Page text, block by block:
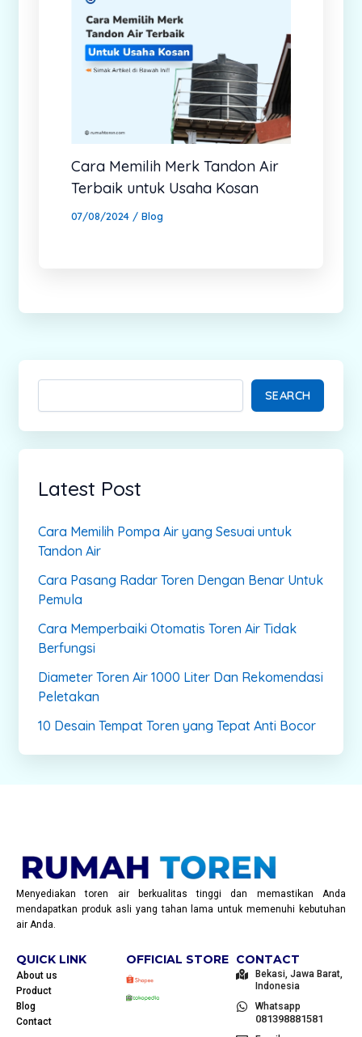
Cara Memilih Merk Tandon Air
Terbaik untuk Usaha Kosan
07/08/2024 / Blog
SEARCH
Latest Post
Cara Memilih Pompa Air yang Sesuai untuk
Tandon Air
Cara Pasang Radar Toren Dengan Benar Untuk
Pemula
Cara Memperbaiki Otomatis Toren Air Tidak
Berfungsi
Diameter Toren Air 1000 Liter Dan Rekomendasi
Peletakan
10 Desain Tempat Toren yang Tepat Anti Bocor
Menyediakan toren air berkualitas tinggi dan memastikan Anda
mendapatkan produk asli yang tahan lama untuk memenuhi kebutuhan
air Anda.
QUICK LINK
About us
Product
Blog
Contact
OFFICIAL STORE CONTACT
Bekasi, Jawa Barat,
Indonesia
Whatsapp
081398881581